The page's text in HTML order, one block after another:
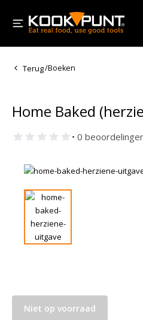
Terug/Boeken
Home Baked
• 0
Niet op voorraad